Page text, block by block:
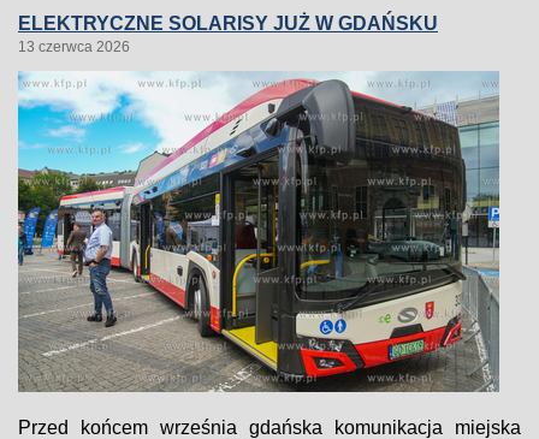
ELEKTRYCZNE SOLARISY JUŻ W GDAŃSKU
13 czerwca 2026
Przed końcem września gdańska komunikacja miejska